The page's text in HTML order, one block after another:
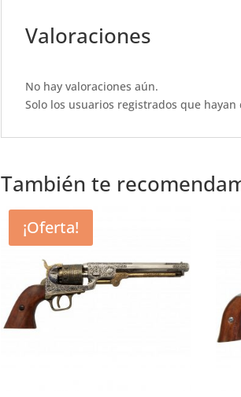
e
o
o
k
s
p
p
te l
Valoraciones
No hay valoraciones aún.
Solo los usuarios registrados que
También te
¡Oferta!